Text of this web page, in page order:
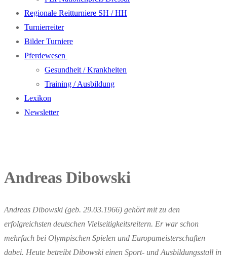
Regionale Reitturniere SH / HH
Turnierreiter
Bilder Turniere
Pferdewesen
Gesundheit / Krankheiten
Training / Ausbildung
Lexikon
Newsletter
Andreas Dibowski
Andreas Dibowski (geb. 29.03.1966) gehört mit zu den
erfolgreichsten deutschen Vielseitigkeitsreitern. Er war schon
mehrfach bei Olympischen Spielen und Europameisterschaften
dabei. Heute betreibt Dibowski einen Sport- und Ausbildungsstall in